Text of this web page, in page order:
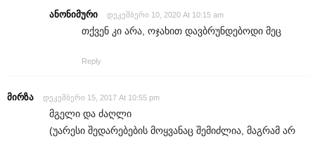
ანონიმური დეკემბერი 10, 2020 At 10:15 am
თქვენ კი არა, ოჯახით დავბრუნდებოდი მეც
Reply
მირზა დეკემბერი 15, 2017 At 10:55 pm
მგელი და ძაღლი
(უარესი შედარებების მოყვანაც შემიძლია, მაგრამ არ